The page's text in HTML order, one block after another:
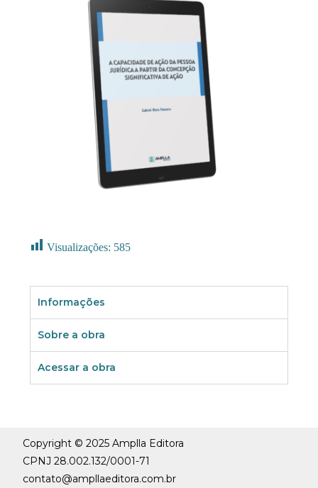
Visualizações: 585
Informações
Sobre a obra
Acessar a obra
Copyright © 2025 Amplla Editora
CPNJ 28.002.132/0001-71
contato@ampllaeditora.com.br